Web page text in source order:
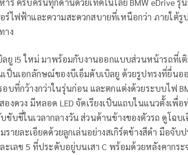
ร ครบครันทุกด้านด้วยเทคโนโลยี BMW eDrive
ร์ไฟฟ้าและความสะดวกสบายที่เหนือกว่า ภายใต้
าง
ลยู i5 ใหม่ มาพร้อมกับงานออกแบบส่วนหน้ารถที่เ
เป็นเอกลักษณ์ของบีเอ็มดับเบิลยู ด้วยรูปทรงที่ยื่น
บที่กว้างกว่าในรุ่นก่อน และตกแต่งด้วยระบบไฟ
งดวง มีหลอด LED จัดเรียงเป็นแถบในแนวตั้งเพื่
ขับขี่ในเวลากลางวัน ส่วนด้านข้างของตัวรถ ดูโฉบ
มรายละเอียดด้วยลูกเล่นอย่างสเกิร์ตข้างสีดำ มือจั
ะเลข 5 ที่ประดับอยู่บนเสา C พร้อมด้วยหลังคาก